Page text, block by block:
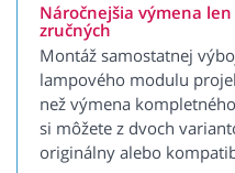
Náročnejšia výmena
zručných
Montáž samostatnej
lampového modulu
než výmena
si môžete z dvoch
originálny alebo